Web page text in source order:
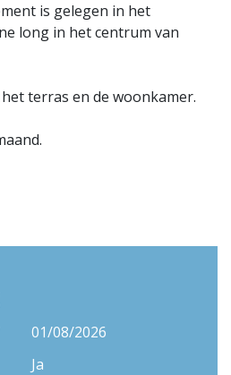
is gelegen in het
long in het centrum van
terras en de woonkamer.
01/08/2026
Ja